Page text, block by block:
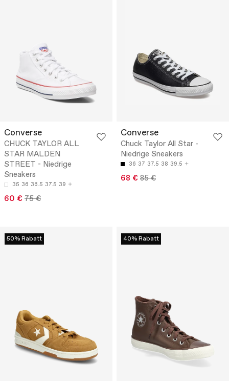
Converse
CHUCK TAYLOR ALL
STAR MALDEN
STREET - Niedrige
Sneakers
35 36 36.5 37.5 39
60 € 75 €
Converse
Chuck Taylor All Star -
Niedrige Sneakers
36 37 37.5 38 39.5
68 € 85 €
50% Rabatt 40% Rabatt